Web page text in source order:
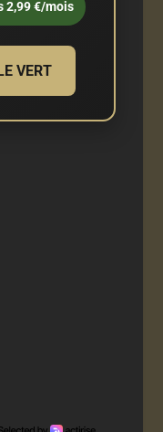
2,99 €/mois
VERT